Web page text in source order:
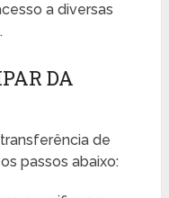
a diversas
DA
de
passos abaixo: